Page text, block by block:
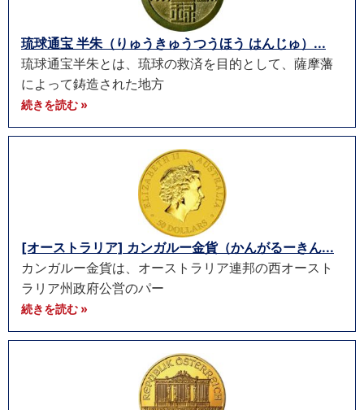
琉球通宝 半朱（りゅうきゅうつうほう はんじゅ）...
琉球通宝半朱とは、琉球の救済を目的として、薩摩藩
によって鋳造された地方
続きを読む »
[オーストラリア] カンガルー金貨（かんがるーきん...
カンガルー金貨は、オーストラリア連邦の西オースト
ラリア州政府公営のパー
続きを読む »